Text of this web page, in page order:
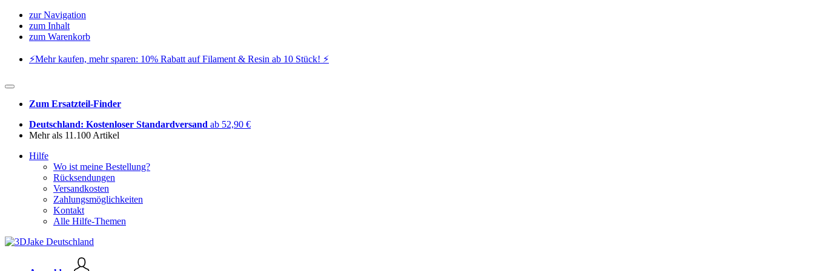
zur Navigation
zum Inhalt
zum Warenkorb
⚡️Mehr kaufen, mehr sparen: 10% Rabatt auf Filament & Resin ab 10 Stück! ⚡️
Zum Ersatzteil-Finder
Deutschland: Kostenloser Standardversand ab 52,90 €
Mehr als 11.100 Artikel
Hilfe
Wo ist meine Bestellung?
Rücksendungen
Versandkosten
Zahlungsmöglichkeiten
Kontakt
Alle Hilfe-Themen